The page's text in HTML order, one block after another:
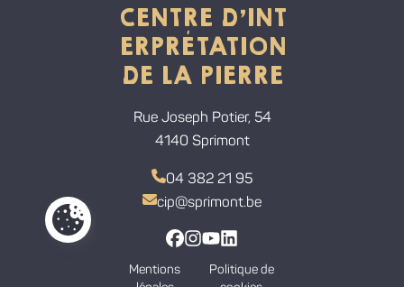
CENTRE D'INT
ERPRÉTATION
DE LA PIERRE
Rue Joseph Potier, 54
4140 Sprimont
04 382 21 95
cip@sprimont.be
Mentions
Politique de
Paramètres de cookies